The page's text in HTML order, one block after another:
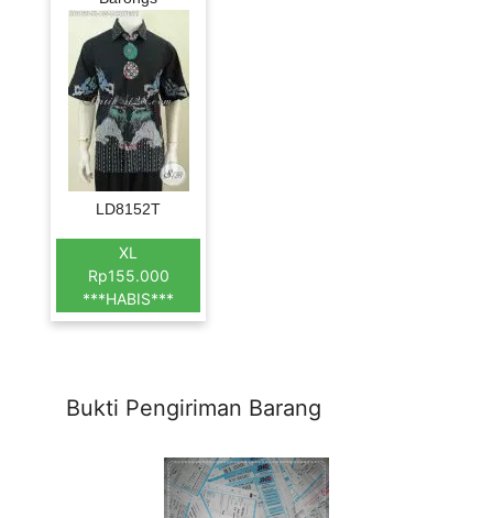
LD8152T
XL
Rp155.000
***HABIS***
Bukti Pengiriman Barang